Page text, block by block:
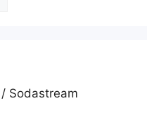
/ Sodastream